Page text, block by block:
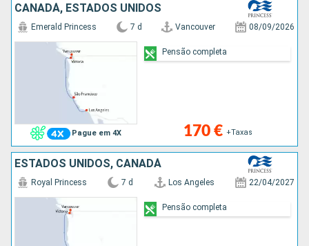
CANADÁ, ESTADOS UNIDOS
Pague em 4X
Emerald Princess 7 d Vancouver 08/09/2026
170 € +Taxas
Pensão completa
ESTADOS UNIDOS, CANADÁ
Royal Princess 7 d Los Angeles 22/04/2027
Pensão completa